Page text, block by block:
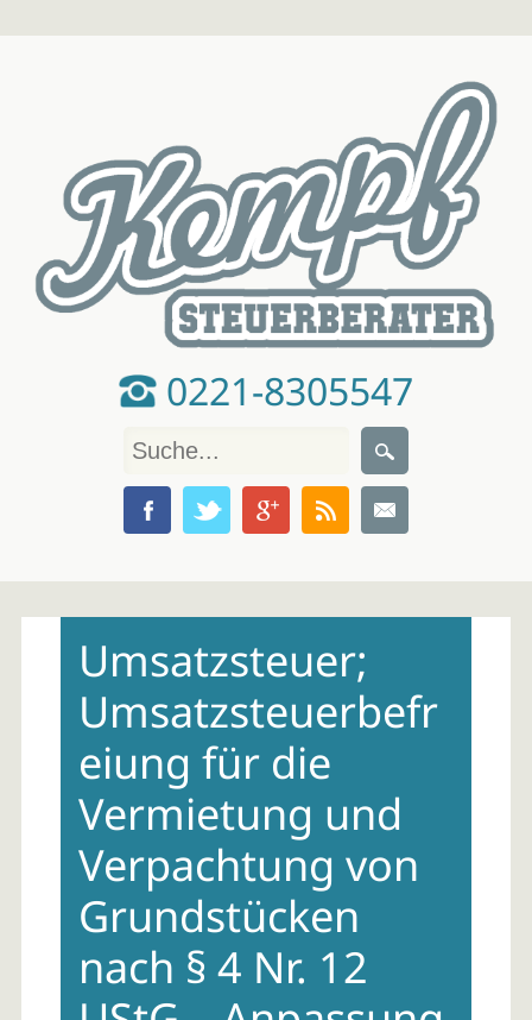
0221-8305547
contentUmsatzsteuer;
Umsatzsteuerbefr
eiung für die
Vermietung und
Verpachtung von
Grundstücken
nach § 4 Nr. 12